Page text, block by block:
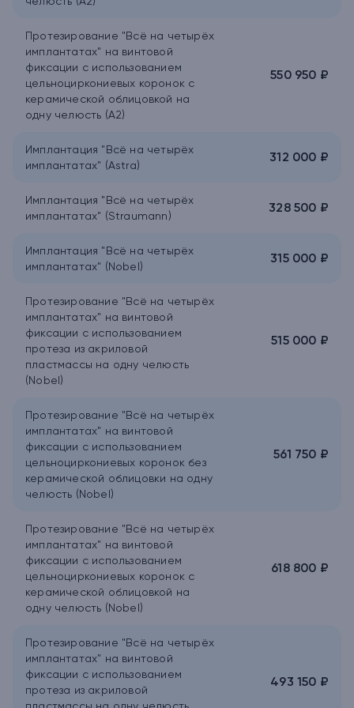
Протезирование "Всё на четырёх
имплантатах" на винтовой
фиксации с использованием
цельноциркониевых коронок с
керамической облицовкой на
одну челюсть (A2)
550 950 ₽
Имплантация "Всё на четырёх
имплантатах" (Astra)
312 000 ₽
Имплантация "Всё на четырёх
имплантатах" (Straumann)
328 500 ₽
Имплантация "Всё на четырёх
имплантатах" (Nobel)
315 000 ₽
Протезирование "Всё на четырёх
имплантатах" на винтовой
фиксации с использованием
протеза из акриловой
пластмассы на одну челюсть
(Nobel)
515 000 ₽
Протезирование "Всё на четырёх
имплантатах" на винтовой
фиксации с использованием
цельноциркониевых коронок без
керамической облицовки на одну
челюсть (Nobel)
561 750 ₽
Протезирование "Всё на четырёх
имплантатах" на винтовой
фиксации с использованием
цельноциркониевых коронок с
керамической облицовкой на
одну челюсть (Nobel)
618 800 ₽
Протезирование "Всё на четырёх
имплантатах" на винтовой
фиксации с использованием
протеза из акриловой
493 150 ₽